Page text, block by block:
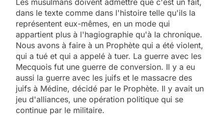
Les musulmans doivent admettre que c'est un fait,
dans le texte comme dans l'histoire telle qu'ils la
représentent eux-mêmes, en un mode qui
appartient plus à l'hagiographie qu'à la chronique.
Nous avons à faire à un Prophète qui a été violent,
qui a tué et qui a appelé à tuer. La guerre avec les
Mecquois fut une guerre de conversion. Il y a eu
aussi la guerre avec les juifs et le massacre des
juifs à Médine, décidé par le Prophète. Il y avait un
jeu d'alliances, une opération politique qui se
continue par le militaire.